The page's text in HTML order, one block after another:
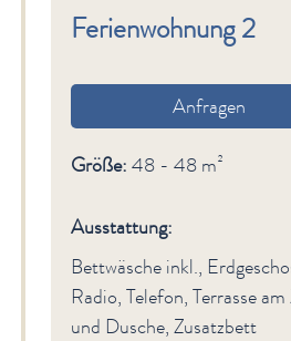
Ferienwohnung 2
Anfragen
Größe: 48 - 48 m²
Ausstattung:
Bettwäsche inkl.,
Radio, Telefon, Terrasse
und Dusche, Zusatzbett